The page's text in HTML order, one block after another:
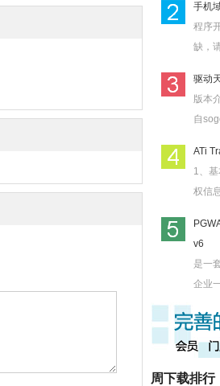
手机
程序
缺，
驱动
版本
自
ATi
1、
权信
v6
是一
企业
周下载排行